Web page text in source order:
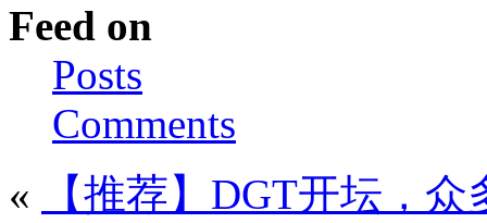
Feed on
Posts
Comments
«
【推荐】DGT开坛，